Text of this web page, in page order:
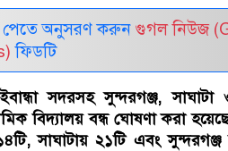
পেতে অনুসরণ করুন গুগল নিউজ
ফিডটি
সদরসহ সুন্দরগঞ্জ,
বিদ্যালয় বন্ধ ঘোষণা করা
সাঘাটায় ২১টি এবং